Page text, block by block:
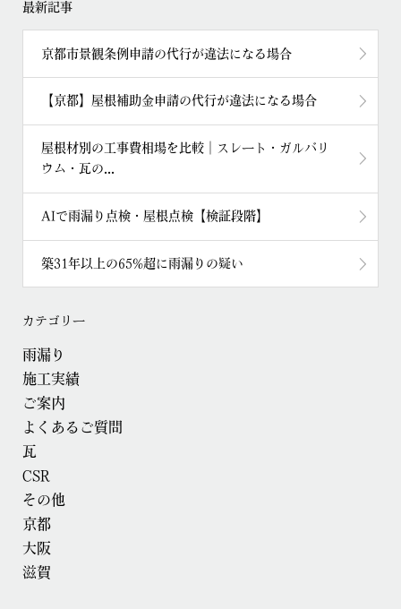
最新記事
京都市景観条例申請の代行が違法になる場合
【京都】屋根補助金申請の代行が違法になる場合
屋根材別の工事費相場を比較｜スレート・ガルバリ
ウム・瓦の...
AIで雨漏り点検・屋根点検【検証段階】
築31年以上の65%超に雨漏りの疑い
カテゴリー
雨漏り
施工実績
ご案内
よくあるご質問
瓦
CSR
その他
京都
大阪
滋賀